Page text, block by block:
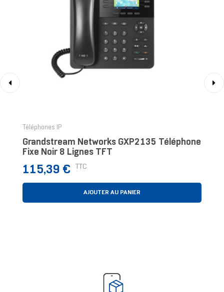
Téléphones IP
Grandstream Networks GXP2135 Téléphone
Fixe Noir 8 Lignes TFT
Prix
115,39 € TTC
AJOUTER AU PANIER